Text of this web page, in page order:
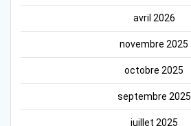
avril 2026
novembre 2025
octobre 2025
septembre 2025
juillet 2025